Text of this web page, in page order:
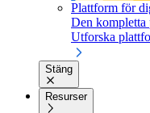
Plattform för
Den
Utforska
Stäng
Resurser